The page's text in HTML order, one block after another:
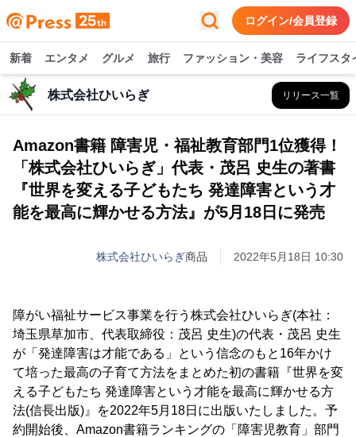
ログイン/会員登録
新着 エンタメ グルメ 旅行 ファッション・美容 ライフスタ
株式会社ひいらぎ リリース一覧
Amazon書籍 障害児・福祉教育部門1位獲得！
「株式会社ひいらぎ」代表・茂呂 史生の著書
『世界を変える子どもたち 発達障害という才
能を最高に輝かせる方法』が5月18日に発売
株式会社ひいらぎ商品 2022年5月18日 10:30
障がい福祉サービス事業を行う株式会社ひいらぎ(本社：
埼玉県草加市、代表取締役：茂呂 史生)の代表・茂呂 史生
が「発達障害は才能である」という信念のもと16年かけ
て培った最高の子育て方法をまとめた初の書籍『世界を変
える子どもたち 発達障害という才能を最高に輝かせる方
法(信長出版)』を2022年5月18日に出版いたしました。予
約開始後、Amazon書籍ランキングの「障害児教育」部門